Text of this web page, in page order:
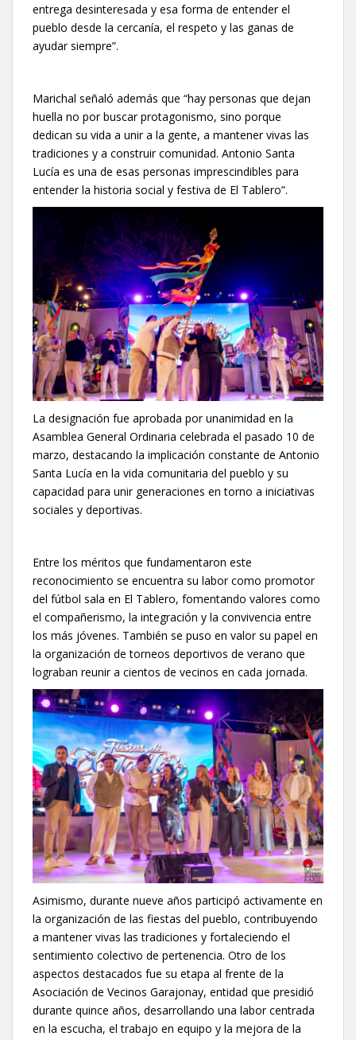
entrega desinteresada y esa forma de entender el
pueblo desde la cercanía, el respeto y las ganas de
ayudar siempre”.
Marichal señaló además que “hay personas que dejan
huella no por buscar protagonismo, sino porque
dedican su vida a unir a la gente, a mantener vivas las
tradiciones y a construir comunidad. Antonio Santa
Lucía es una de esas personas imprescindibles para
entender la historia social y festiva de El Tablero”.
La designación fue aprobada por unanimidad en la
Asamblea General Ordinaria celebrada el pasado 10 de
marzo, destacando la implicación constante de Antonio
Santa Lucía en la vida comunitaria del pueblo y su
capacidad para unir generaciones en torno a iniciativas
sociales y deportivas.
Entre los méritos que fundamentaron este
reconocimiento se encuentra su labor como promotor
del fútbol sala en El Tablero, fomentando valores como
el compañerismo, la integración y la convivencia entre
los más jóvenes. También se puso en valor su papel en
la organización de torneos deportivos de verano que
lograban reunir a cientos de vecinos en cada jornada.
Asimismo, durante nueve años participó activamente en
la organización de las fiestas del pueblo, contribuyendo
a mantener vivas las tradiciones y fortaleciendo el
sentimiento colectivo de pertenencia. Otro de los
aspectos destacados fue su etapa al frente de la
Asociación de Vecinos Garajonay, entidad que presidió
durante quince años, desarrollando una labor centrada
en la escucha, el trabajo en equipo y la mejora de la